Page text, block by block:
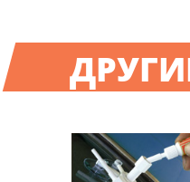
AGC
4389 руб.
Подробнее
Боковое стекло
2034RGNS4FDW